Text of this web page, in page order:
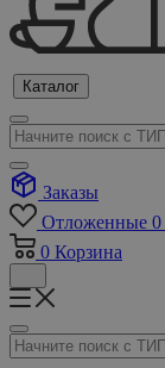
Каталог
Заказы
Отложенные 0
0 Корзина